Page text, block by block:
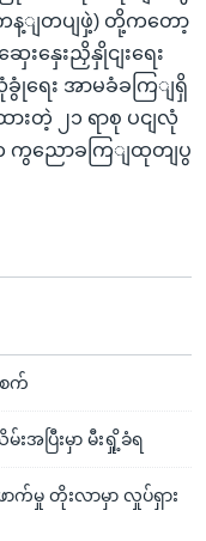
ကန့ျတပျဖှဲ့) တို့ကတော့
ေးနှေးညှိနှိုငျးရေး
ရေး အာမခံခကြျရှိ
းတဲ့ ၂၁ ရာစု ပငျလုံ
ကွညောခကြျထုတျပွ
စက်
းအပြီးမှာ မီးရှို့ခံရ
ာက်မှု တိုးလာမှာ လှုပ်ရှား